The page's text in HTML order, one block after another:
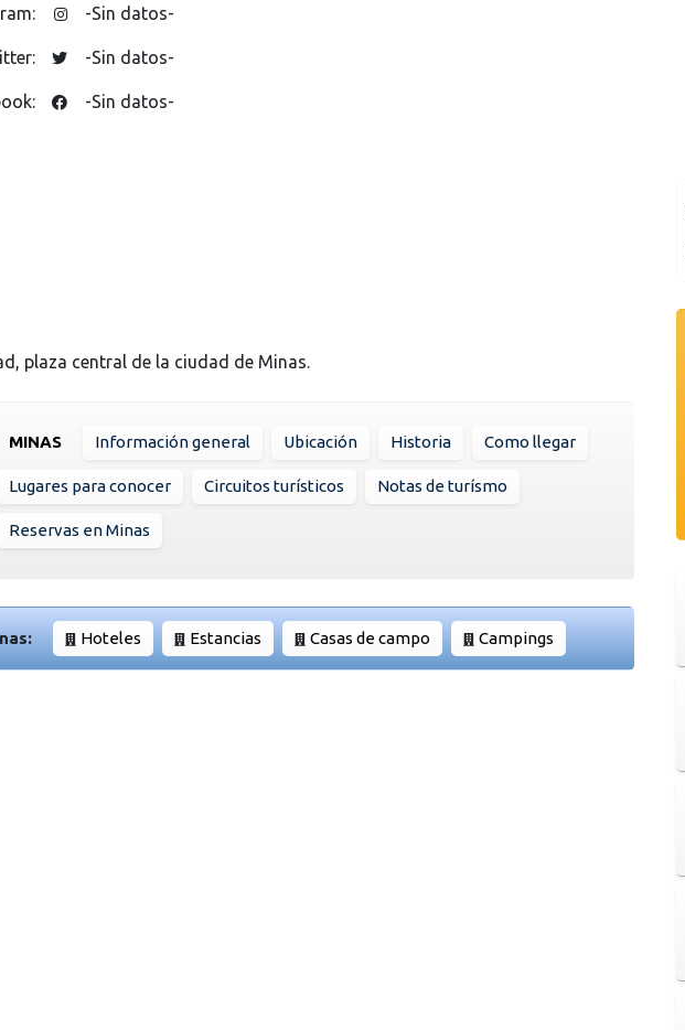
-Sin datos-
-Sin datos-
-Sin datos-
plaza central de la ciudad de Minas.
MINAS Información general Ubicación Historia Como llegar
Lugares para conocer Circuitos turísticos Notas de turísmo
Reservas en Minas
Hoteles Estancias Casas de campo Campings